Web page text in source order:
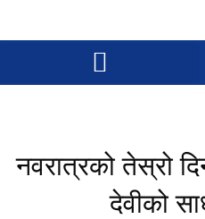
नवरात्रको तेस्रो
देवीको